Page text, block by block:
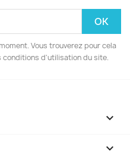
Vous trouverez pour cela
d'utilisation du site.

